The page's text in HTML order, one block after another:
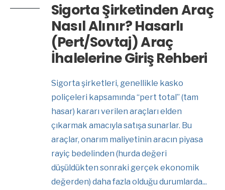
Sigorta Şirketinden Araç
Nasıl Alınır? Hasarlı
(Pert/Sovtaj) Araç
İhalelerine Giriş Rehberi
Sigorta şirketleri, genellikle kasko
poliçeleri kapsamında “pert total” (tam
hasar) kararı verilen araçları elden
çıkarmak amacıyla satışa sunarlar. Bu
araçlar, onarım maliyetinin aracın piyasa
rayiç bedelinden (hurda değeri
düşüldükten sonraki gerçek ekonomik
değerden) daha fazla olduğu durumlarda...